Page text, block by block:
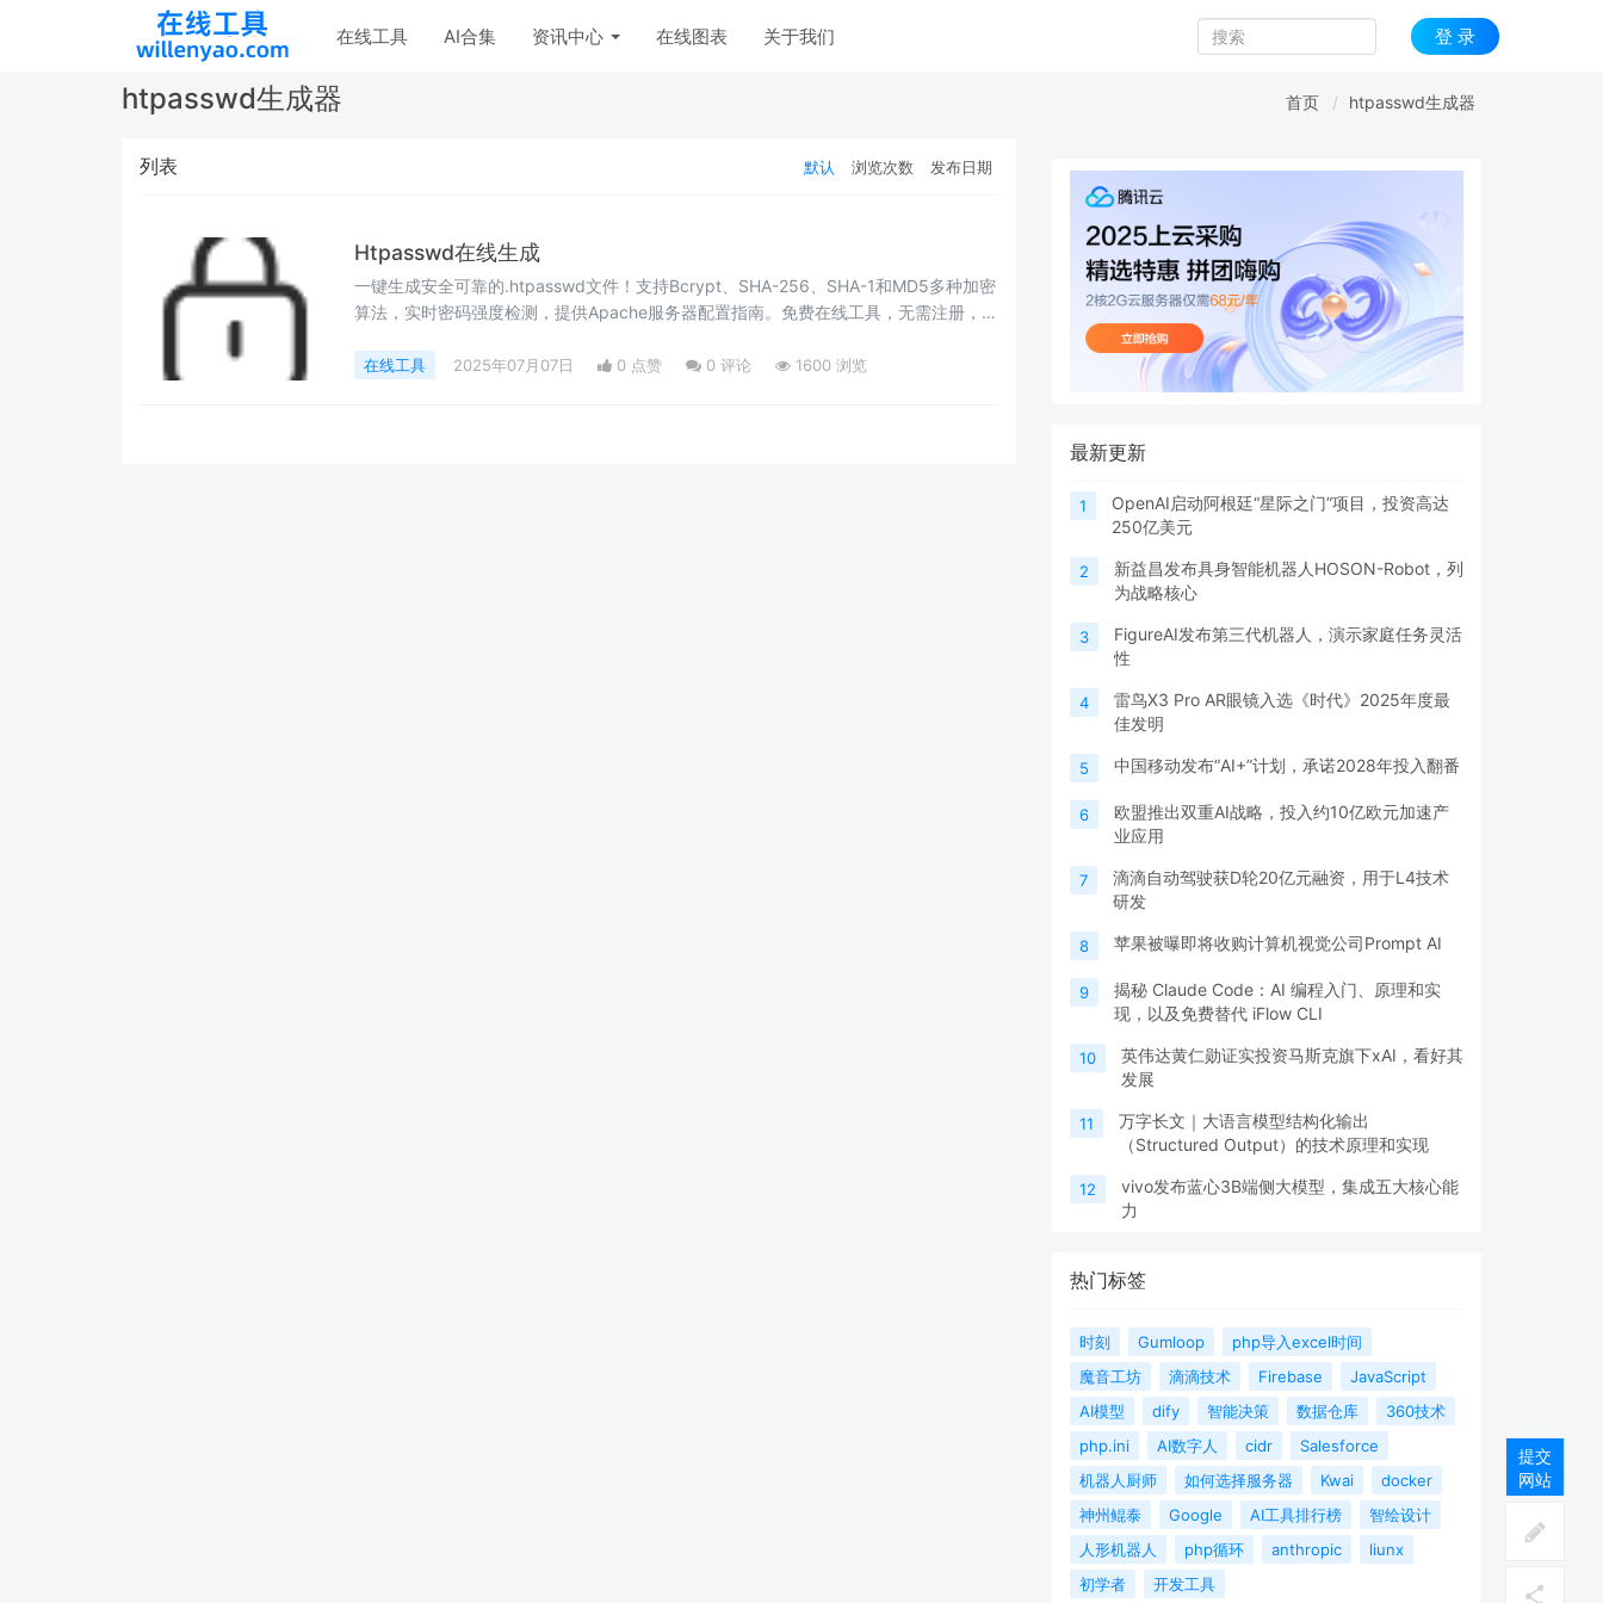
登 录
在线工具 AI合集 资讯中心 在线图表 关于我们
htpasswd生成器 首页 htpasswd生成器
列表 默认 浏览次数 发布日期
Htpasswd在线生成
一键生成安全可靠的.htpasswd文件！支持Bcrypt、SHA-256、SHA-1和MD5多种加密
算法，实时密码强度检测，提供Apache服务器配置指南。免费在线工具，无需注册，保
在线工具 2025年07月07日 0 点赞 0 评论 1600 浏览
最新更新
1
OpenAI启动阿根廷“星际之门”项目，投资高达
250亿美元
2
新益昌发布具身智能机器人HOSON-Robot，列
为战略核心
3
FigureAI发布第三代机器人，演示家庭任务灵活
性
4
雷鸟X3 Pro AR眼镜入选《时代》2025年度最
佳发明
5 中国移动发布“AI+”计划，承诺2028年投入翻番
6
欧盟推出双重AI战略，投入约10亿欧元加速产
业应用
7
滴滴自动驾驶获D轮20亿元融资，用于L4技术
研发
8 苹果被曝即将收购计算机视觉公司Prompt AI
9
揭秘 Claude Code：AI 编程入门、原理和实
现，以及免费替代 iFlow CLI
10
英伟达黄仁勋证实投资马斯克旗下xAI，看好其
发展
11
万字长文｜大语言模型结构化输出
（Structured Output）的技术原理和实现
12
vivo发布蓝心3B端侧大模型，集成五大核心能
力
热门标签
时刻 Gumloop
php导入excel时间
魔音工坊
滴滴技术 Firebase
JavaScript
AI模型
dify 智能决策 数据仓库
360技术
php.ini
AI数字人 cidr
Salesforce
机器人厨师
如何选择服务器 Kwai
docker
神州鲲泰
Google AI工具排行榜
智绘设计
人形机器人
php循环 anthropic
liunx
初学者
开发工具
提交
网站